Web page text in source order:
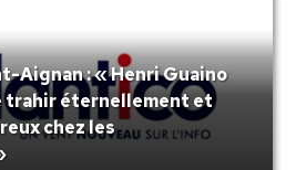
Aignan : « Henri Guaino
trahir éternellement et
chez les